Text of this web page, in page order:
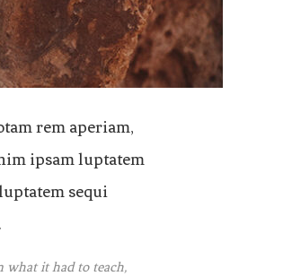
rem aperiam,
ipsam luptatem
sequi
what it had to teach,